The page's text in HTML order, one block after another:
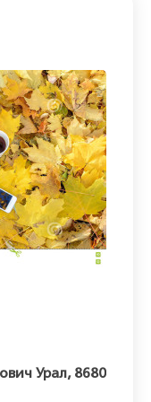
Урал, 8680